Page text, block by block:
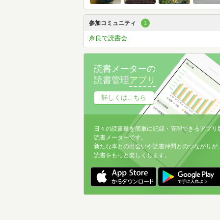
参加コミュニティ 1
奈良で読書会
読書メーターの
読書管理アプリ
詳しくはこちら
日々の読書量を簡単に記録・管理できるアプリ
読書メーターです。
新たな本との出会いや読書仲間とのつながりが
読書をもっと楽しくします。